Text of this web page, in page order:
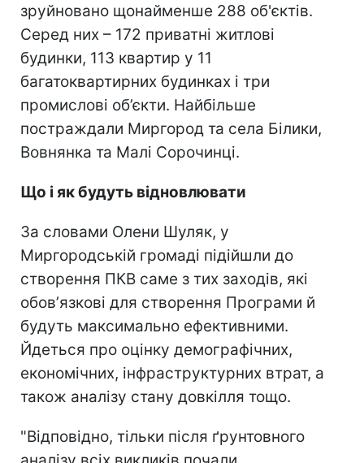
зруйновано щонайменше 288 об'єктів.
Серед них – 172 приватні житлові
будинки, 113 квартир у 11
багатоквартирних будинках і три
промислові об’єкти. Найбільше
постраждали Миргород та села Білики,
Вовнянка та Малі Сорочинці.
Що і як будуть відновлювати
За словами Олени Шуляк, у
Миргородській громаді підійшли до
створення ПКВ саме з тих заходів, які
обовʼязкові для створення Програми й
будуть максимально ефективними.
Йдеться про оцінку демографічних,
економічних, інфраструктурних втрат, а
також аналізу стану довкілля тощо.
"Відповідно, тільки після ґрунтовного